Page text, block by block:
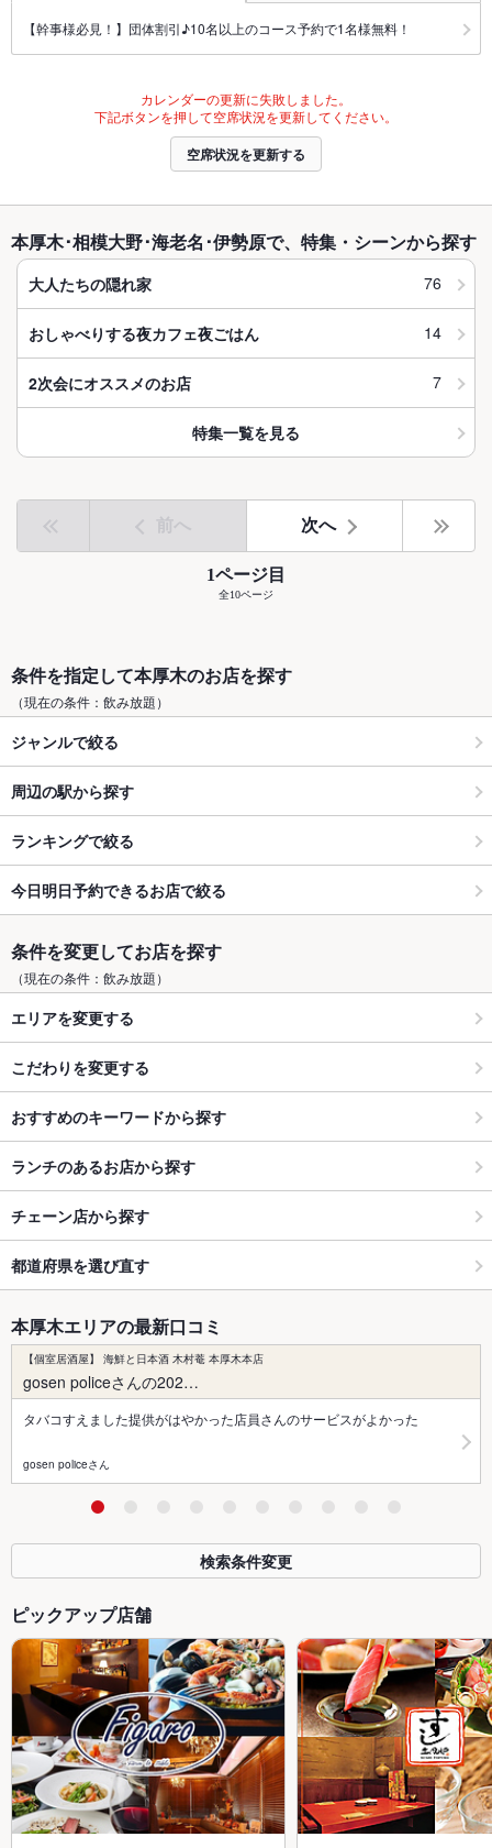
【幹事様必見！】団体割引♪10名以上のコース予約で1名様無料！
カレンダーの更新に失敗しました。
下記ボタンを押して空席状況を更新してください。
空席状況を更新する
本厚木･相模大野･海老名･伊勢原で、特集・シーンから探す
大人たちの隠れ家 76
おしゃべりする夜カフェ夜ごはん 14
2次会にオススメのお店 7
特集一覧を見る
前へ 次へ
1ページ目
全10ページ
条件を指定して本厚木のお店を探す
（現在の条件：飲み放題）
ジャンルで絞る
周辺の駅から探す
ランキングで絞る
今日明日予約できるお店で絞る
条件を変更してお店を探す
（現在の条件：飲み放題）
エリアを変更する
こだわりを変更する
おすすめのキーワードから探す
ランチのあるお店から探す
チェーン店から探す
都道府県を選び直す
本厚木エリアの最新口コミ
【個室居酒屋】 海鮮と日本酒 木村菴 本厚木本店
gosen policeさんの202…
タバコすえました提供がはやかった店員さんのサービスがよかった
gosen policeさん
検索条件変更
ピックアップ店舗